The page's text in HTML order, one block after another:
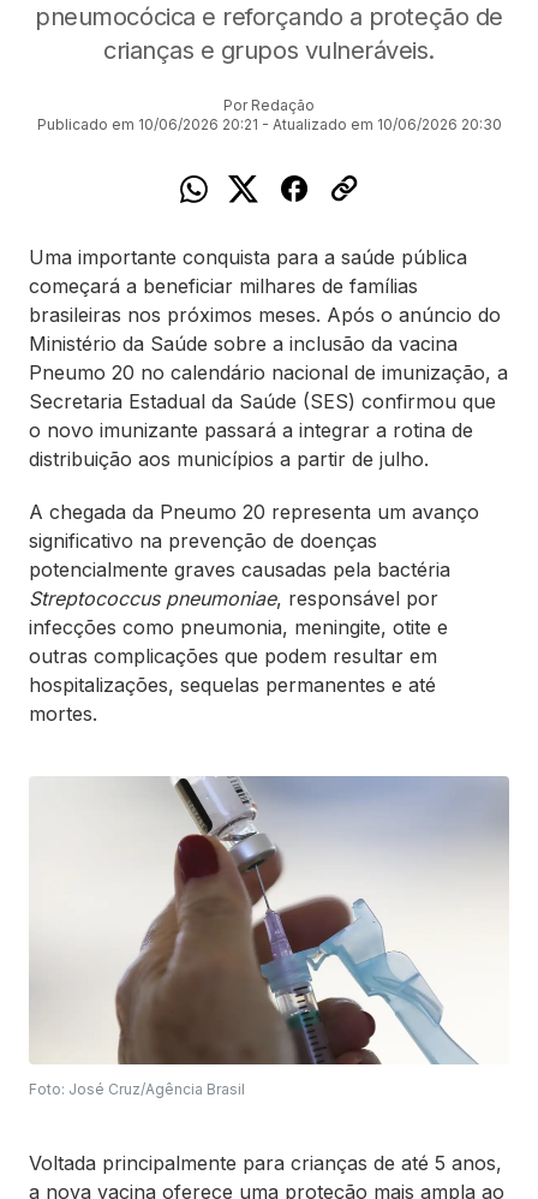
pneumocócica e reforçando a proteção de
crianças e grupos vulneráveis.
Por Redação
Publicado em 10/06/2026 20:21 - Atualizado em 10/06/2026 20:30
Uma importante conquista para a saúde pública
começará a beneficiar milhares de famílias
brasileiras nos próximos meses. Após o anúncio do
Ministério da Saúde sobre a inclusão da vacina
Pneumo 20 no calendário nacional de imunização, a
Secretaria Estadual da Saúde (SES) confirmou que
o novo imunizante passará a integrar a rotina de
distribuição aos municípios a partir de julho.
A chegada da Pneumo 20 representa um avanço
significativo na prevenção de doenças
potencialmente graves causadas pela bactéria
Streptococcus pneumoniae, responsável por
infecções como pneumonia, meningite, otite e
outras complicações que podem resultar em
hospitalizações, sequelas permanentes e até
mortes.
Foto: José Cruz/Agência Brasil
Voltada principalmente para crianças de até 5 anos,
a nova vacina oferece uma proteção mais ampla ao